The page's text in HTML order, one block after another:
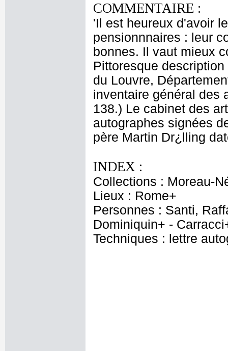
COMMENTAIRE :
'Il est heureux d'avoir
pensionnnaires : leur
bonnes. Il vaut mieux
Pittoresque
du Louvre,
inventaire général des
138.) Le cabinet des
autographes signées
père Martin Dr¿lling
INDEX :
Collections : Moreau-
Lieux : Rome+
Personnes : Santi,
Dominiquin+ -
Techniques : lettre